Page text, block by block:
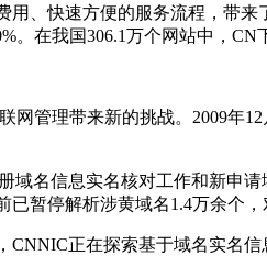
、快速方便的服务流程，带
。在我国306.1万个网站中，
网管理带来新的挑战。2009
域名信息实名核对工作和新申
暂停解析涉黄域名1.4万余个
正在探索基于域名实名